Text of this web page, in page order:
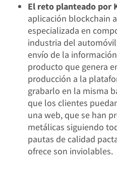
El reto planteado por
aplicación blockchain
especializada en
industria del
envío de la
producto que genera
producción a la
grabarlo en la misma
que los clientes
una web, que se han
metálicas siguiendo
pautas de calidad
ofrece son inviolables.